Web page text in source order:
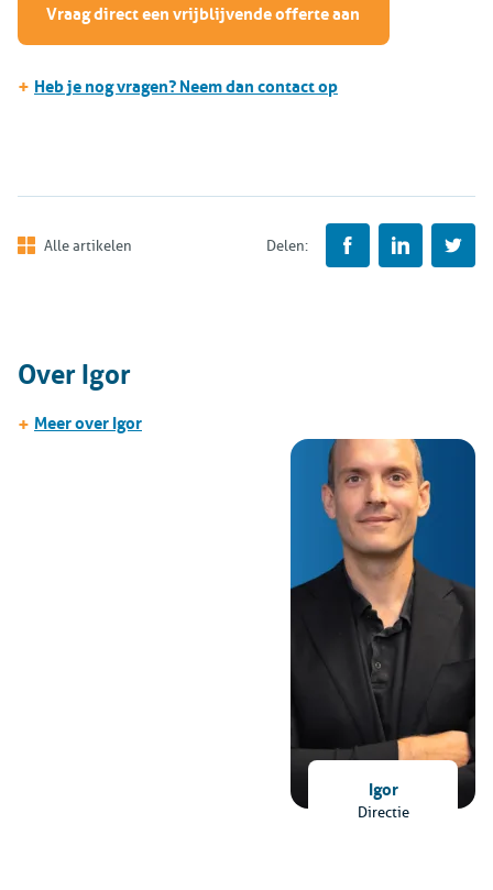
Vraag direct een vrijblijvende offerte aan
+ Heb je nog vragen? Neem dan contact op
Alle artikelen Delen:
Igor
Directie
Over Igor
+ Meer over Igor